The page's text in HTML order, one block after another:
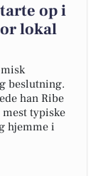
op i
lokal
beslutning.
han Ribe
typiske
hjemme i